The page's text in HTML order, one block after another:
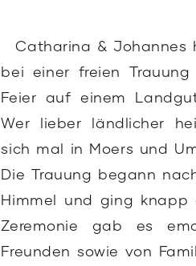
Catharina & Johannes
bei einer freien
Feier auf einem
Wer lieber ländlicher
sich mal in Moers und
Die Trauung begann
Himmel und ging knapp
Zeremonie gab es
Freunden sowie von